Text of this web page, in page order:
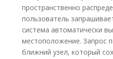
пространственно
пользователь
система автоматически
местоположение. Запрос
ближний узел, который